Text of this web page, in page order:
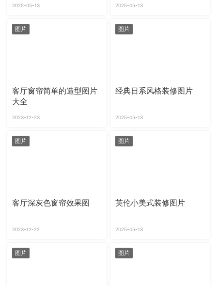
2025-05-13 2025-05-13
图片
客厅窗帘简单的造型图片
大全
2023-12-23
图片
经典日系风格装修图片
2025-05-13
图片
客厅深灰色窗帘效果图
2023-12-22
图片
英伦小美式装修图片
2025-05-13
图片 图片